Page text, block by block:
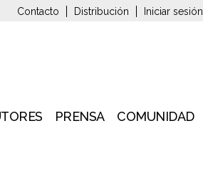
Contacto Distribución Iniciar sesión
PRENSA COMUNIDAD